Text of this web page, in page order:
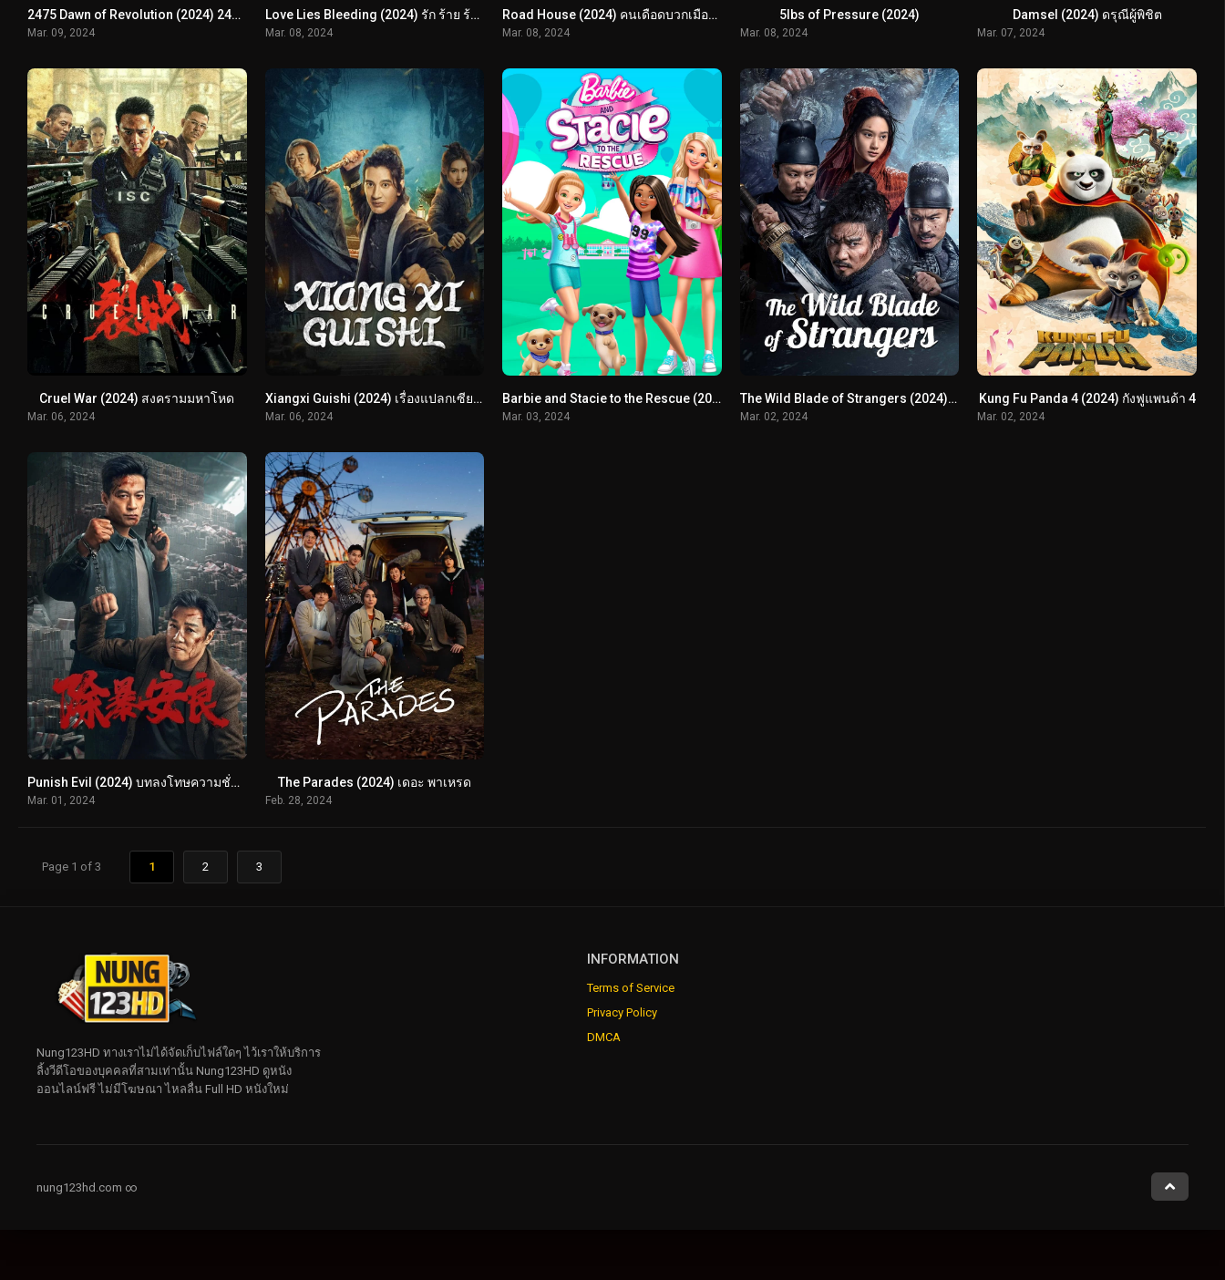
2475 Dawn of Revolution (2024) 2475 รุ่งอรุณแห่งการปฏิวัติ
Mar. 09, 2024
Love Lies Bleeding (2024) รัก ร้าย ร้าย
Mar. 08, 2024
Road House (2024) คนเดือดบวกเมืองเถื่อน
Mar. 08, 2024
5lbs of Pressure (2024)
Mar. 08, 2024
Damsel (2024) ดรุณีผู้พิชิต
Mar. 07, 2024
Cruel War (2024) สงครามมหาโหด
Mar. 06, 2024
Xiangxi Guishi (2024) เรื่องแปลกเซียงซี
Mar. 06, 2024
Barbie and Stacie to the Rescue (2024)
Mar. 03, 2024
The Wild Blade of Strangers (2024) นักดาบคนแปลกหน้า
Mar. 02, 2024
Kung Fu Panda 4 (2024) กังฟูแพนด้า 4
Mar. 02, 2024
Punish Evil (2024) บทลงโทษความชั่วร้าย
Mar. 01, 2024
The Parades (2024) เดอะ พาเหรด
Feb. 28, 2024
Page 1 of 3 1 2 3
INFORMATION
Terms of Service
Privacy Policy
DMCA
Nung123HD ทางเราไม่ได้จัดเก็บไฟล์ใดๆ ไว้เราให้บริการ
ลิ้งวีดีโอของบุคคลที่สามเท่านั้น Nung123HD ดูหนัง
ออนไลน์ฟรี ไม่มีโฆษณา ไหลลื่น Full HD หนังใหม่
nung123hd.com ∞